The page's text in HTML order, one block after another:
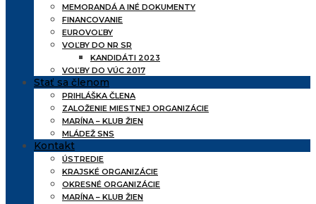
MEMORANDÁ A INÉ DOKUMENTY
FINANCOVANIE
EUROVOĽBY
VOĽBY DO NR SR
KANDIDÁTI 2023
VOĽBY DO VÚC 2017
Stať sa členom
PRIHLÁŠKA ČLENA
ZALOŽENIE MIESTNEJ ORGANIZÁCIE
MARÍNA – KLUB ŽIEN
MLÁDEŽ SNS
Kontakt
ÚSTREDIE
KRAJSKÉ ORGANIZÁCIE
OKRESNÉ ORGANIZÁCIE
MARÍNA – KLUB ŽIEN